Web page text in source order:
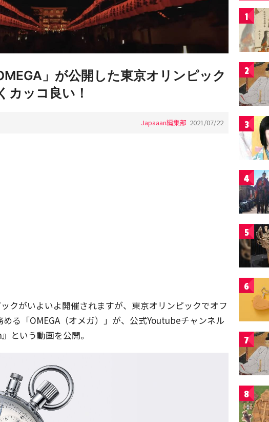
」が公開した東京オリンピック
カッコ良い！
Japaaan編集部 2021/07/22
クがいよいよ開催されますが、東京オリンピックでオフ
る「OMEGA（オメガ）」が、公式Youtubeチャンネル
という動画を公開。
1
2
3
4
5
6
7
8